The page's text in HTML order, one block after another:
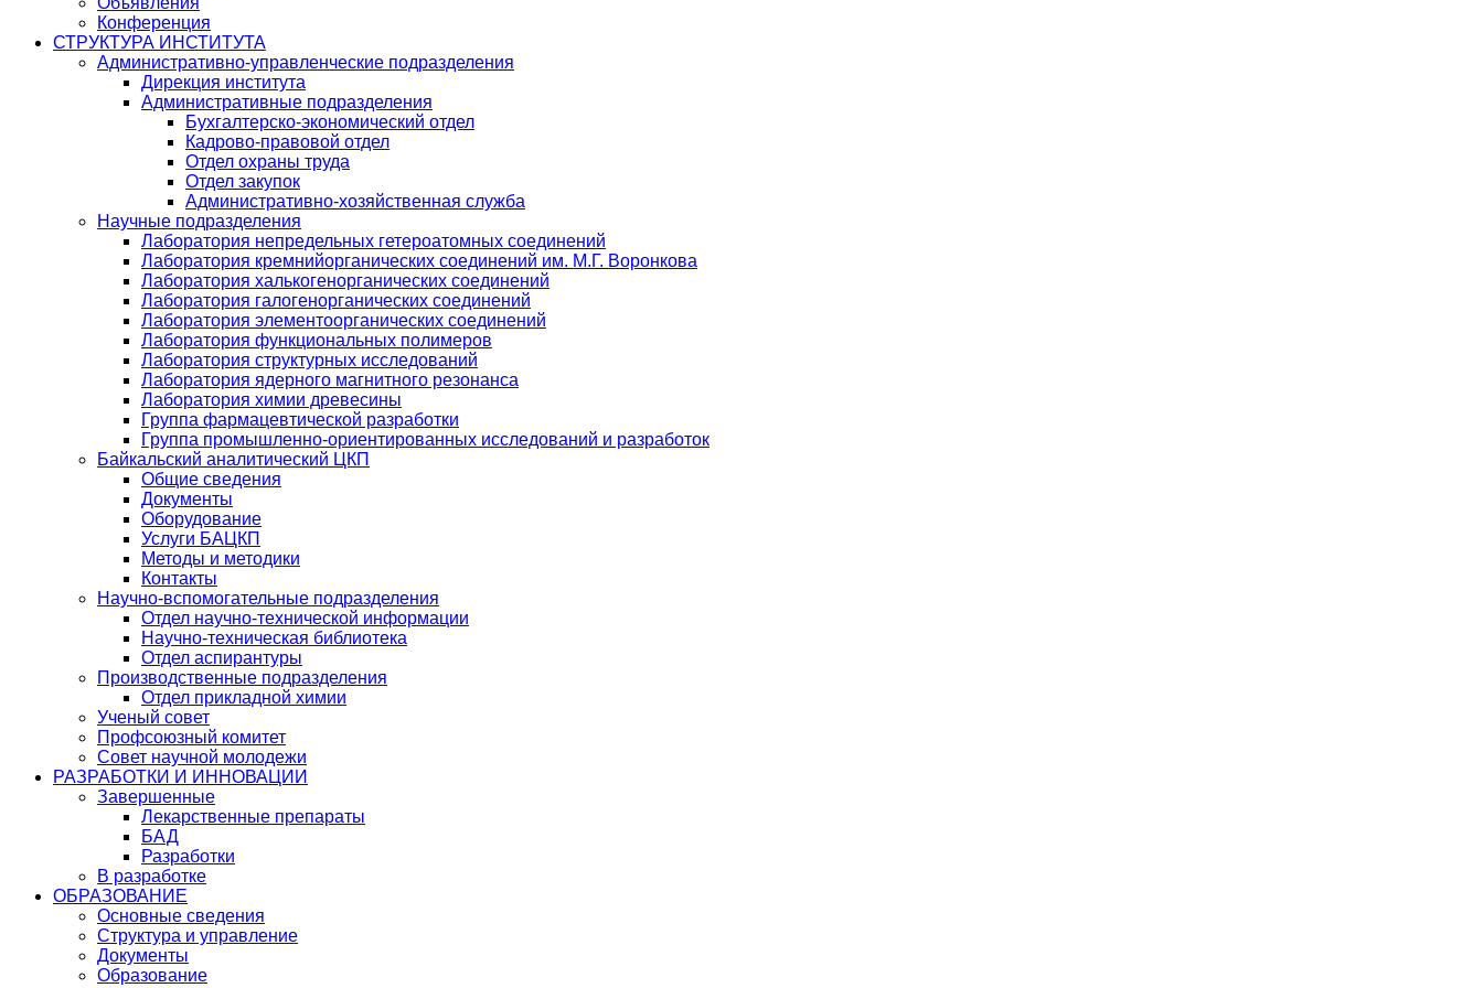
Конференция
СТРУКТУРА ИНСТИТУТА
Административно-управленческие подразделения
Дирекция института
Административные подразделения
Бухгалтерско-экономический отдел
Кадрово-правовой отдел
Отдел охраны труда
Отдел закупок
Административно-хозяйственная служба
Научные подразделения
Лаборатория непредельных гетероатомных соединений
Лаборатория кремнийорганических соединений им. М.Г. Воронкова
Лаборатория халькогенорганических соединений
Лаборатория галогенорганических соединений
Лаборатория элементоорганических соединений
Лаборатория функциональных полимеров
Лаборатория структурных исследований
Лаборатория ядерного магнитного резонанса
Лаборатория химии древесины
Группа фармацевтической разработки
Группа промышленно-ориентированных исследований и разработок
Байкальский аналитический ЦКП
Общие сведения
Документы
Оборудование
Услуги БАЦКП
Методы и методики
Контакты
Научно-вспомогательные подразделения
Отдел научно-технической информации
Научно-техническая библиотека
Отдел аспирантуры
Производственные подразделения
Отдел прикладной химии
Ученый совет
Профсоюзный комитет
Совет научной молодежи
РАЗРАБОТКИ И ИННОВАЦИИ
Завершенные
Лекарственные препараты
БАД
Разработки
В разработке
ОБРАЗОВАНИЕ
Основные сведения
Структура и управление
Документы
Образование